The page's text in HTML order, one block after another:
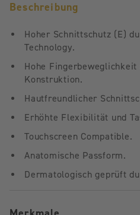
Beschreibung
Hoher Schnittschutz (E)
Technology.
Hohe
Konstruktion.
Hautfreundlicher
Erhöhte Flexibilität und
Touchscreen Compatible.
Anatomische Passform.
Dermatologisch geprüft